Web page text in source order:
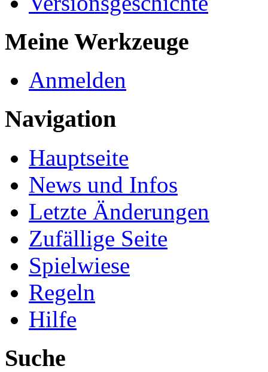
Meine Werkzeuge
Anmelden
Navigation
Hauptseite
News und Infos
Letzte Änderungen
Zufällige Seite
Spielwiese
Regeln
Hilfe
Suche